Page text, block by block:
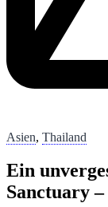
Asien, Thailand
Ein
Sanctuary